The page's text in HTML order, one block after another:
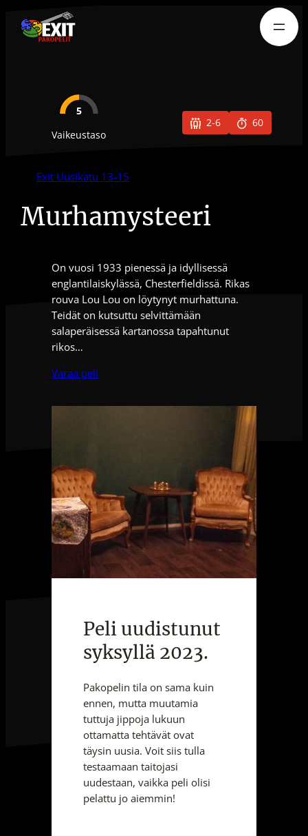
sisältöön
5
Vaikeustaso
2-6 60
Exit Uusikatu 13-15
Murhamysteeri
On vuosi 1933 pienessä ja idyllisessä
englantilaiskylässä, Chesterfieldissä. Rikas
rouva Lou Lou on löytynyt murhattuna.
Teidät on kutsuttu selvittämään
salaperäisessä kartanossa tapahtunut
rikos…
Varaa peli
Peli uudistunut
syksyllä 2023.
Pakopelin tila on sama kuin
ennen, mutta muutamia
tuttuja jippoja lukuun
ottamatta tehtävät ovat
täysin uusia. Voit siis tulla
testaamaan taitojasi
uudestaan, vaikka peli olisi
pelattu jo aiemmin!